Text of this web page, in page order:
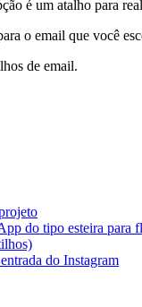
é um atalho para
o email que você
de email.
do tipo esteira para
do Instagram